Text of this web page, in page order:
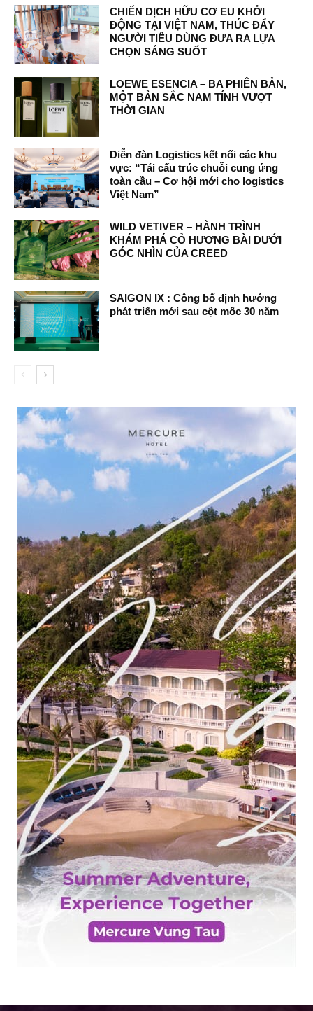
CHIẾN DỊCH HỮU CƠ EU KHỞI
ĐỘNG TẠI VIỆT NAM, THÚC ĐẨY
NGƯỜI TIÊU DÙNG ĐƯA RA LỰA
CHỌN SÁNG SUỐT
LOEWE ESENCIA – BA PHIÊN BẢN,
MỘT BẢN SẮC NAM TÍNH VƯỢT
THỜI GIAN
Diễn đàn Logistics kết nối các khu
vực: “Tái cấu trúc chuỗi cung ứng
toàn cầu – Cơ hội mới cho logistics
Việt Nam”
WILD VETIVER – HÀNH TRÌNH
KHÁM PHÁ CỎ HƯƠNG BÀI DƯỚI
GÓC NHÌN CỦA CREED
SAIGON IX : Công bố định hướng
phát triển mới sau cột mốc 30 năm